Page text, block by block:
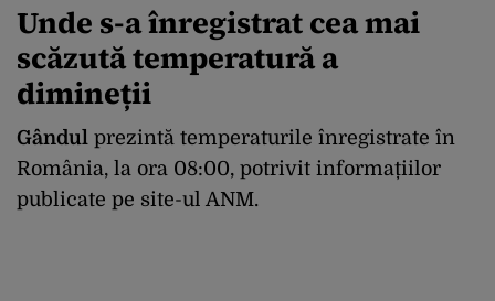
Unde s-a înregistrat cea mai
scăzută temperatură a
dimineții
Gândul prezintă temperaturile înregistrate în
România, la ora 08:00, potrivit informațiilor
publicate pe site-ul ANM.